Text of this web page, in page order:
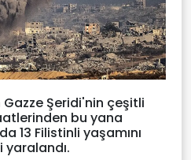
Şeridi'nin çeşitli
bu yana
13 Filistinli yaşamını
yaralandı.